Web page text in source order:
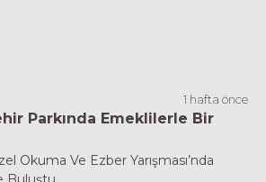
1 hafta önce
Parkında Emeklilerle Bir
Okuma Ve Ezber Yarışması’nda